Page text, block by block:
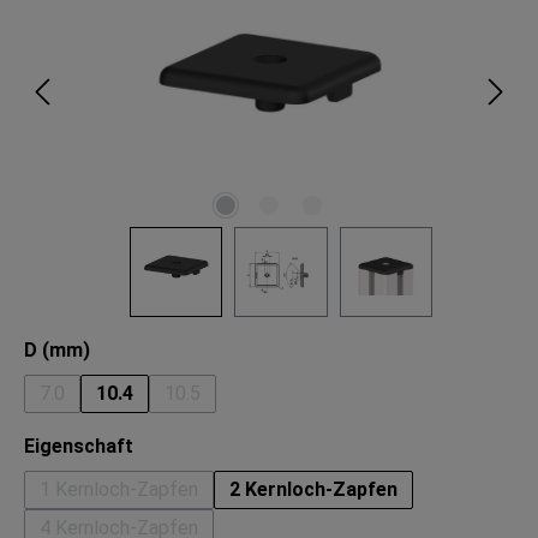
D (mm)auswählen
(Diese Option ist zurzeit nicht verfügbar.)
10.4
(Diese Option ist zurzeit nicht verfügbar.)
Eigenschaft
(Diese Option ist zurzeit nicht verfügbar.)
2 Kernloch-Zapfen